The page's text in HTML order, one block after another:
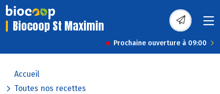
Biocoop St Maximin
Prochaine ouverture à 09:00
Accueil
Toutes nos recettes